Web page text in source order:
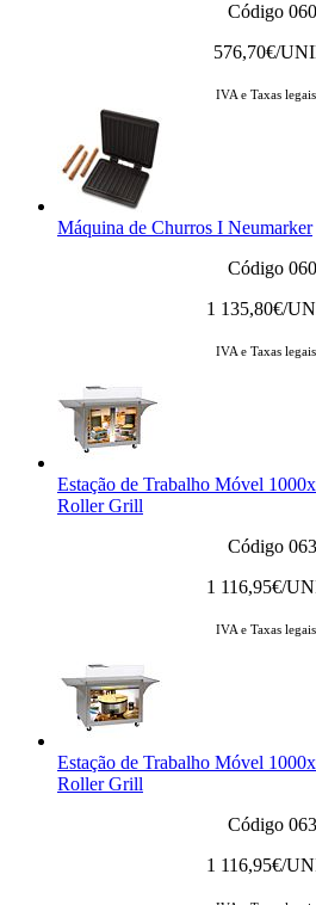
Código
576,70€/
IVA e Taxas
Máquina de Churros I Neumarker
Código
1 135,80€/
IVA e Taxas
Estação de Trabalho Móvel
Roller Grill
Código
1 116,95€/
IVA e Taxas
Estação de Trabalho Móvel
Roller Grill
Código
1 116,95€/